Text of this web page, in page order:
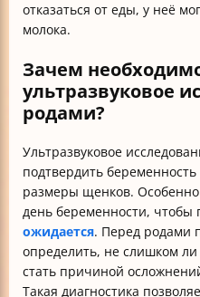
отказаться от еды, у неё
молока.
Зачем
ультразвуковое
родами?
Ультразвуковое
подтвердить
размеры щенков.
день беременности, чтобы
ожидается. Перед родами
определить, не слишком
стать причиной
Такая диагностика